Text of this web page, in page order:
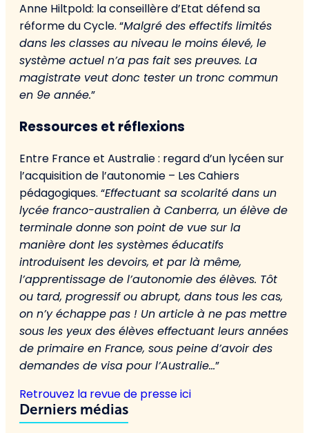
Anne Hiltpold: la conseillère d’Etat défend sa
réforme du Cycle. “Malgré des effectifs limités
dans les classes au niveau le moins élevé, le
système actuel n’a pas fait ses preuves. La
magistrate veut donc tester un tronc commun
en 9e année.”
Ressources et réflexions
Entre France et Australie : regard d’un lycéen sur
l’acquisition de l’autonomie – Les Cahiers
pédagogiques. “Effectuant sa scolarité dans un
lycée franco-australien à Canberra, un élève de
terminale donne son point de vue sur la
manière dont les systèmes éducatifs
introduisent les devoirs, et par là même,
l’apprentissage de l’autonomie des élèves. Tôt
ou tard, progressif ou abrupt, dans tous les cas,
on n’y échappe pas ! Un article à ne pas mettre
sous les yeux des élèves effectuant leurs années
de primaire en France, sous peine d’avoir des
demandes de visa pour l’Australie…”
Retrouvez la revue de presse ici
Derniers médias